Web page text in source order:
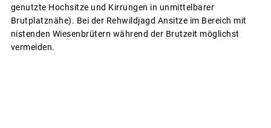
genutzte Hochsitze und Kirrungen in unmittelbarer
Brutplatznähe). Bei der Rehwildjagd Ansitze im Bereich mit
nistenden Wiesenbrütern während der Brutzeit möglichst
vermeiden.